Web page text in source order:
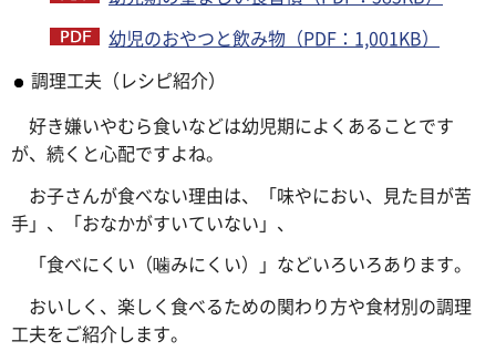
幼児のおやつと飲み物（PDF：1,001KB）
調理工夫（レシピ紹介）
好き嫌いやむら食いなどは幼児期によくあることです
が、続くと心配ですよね。
お子さんが食べない理由は、「味やにおい、見た目が苦
手」、「おなかがすいていない」、
「食べにくい（噛みにくい）」などいろいろあります。
おいしく、楽しく食べるための関わり方や食材別の調理
工夫をご紹介します。